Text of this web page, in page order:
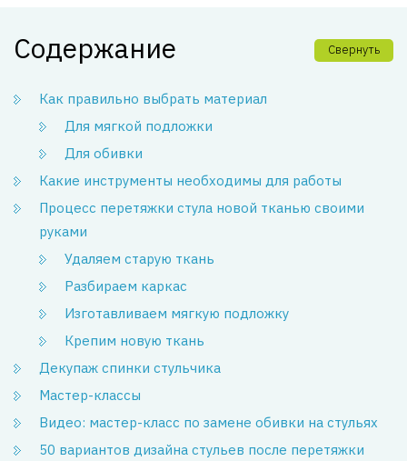
Содержание Свернуть
Как правильно выбрать материал
Для мягкой подложки
Для обивки
Какие инструменты необходимы для работы
Процесс перетяжки стула новой тканью своими
руками
Удаляем старую ткань
Разбираем каркас
Изготавливаем мягкую подложку
Крепим новую ткань
Декупаж спинки стульчика
Мастер-классы
Видео: мастер-класс по замене обивки на стульях
50 вариантов дизайна стульев после перетяжки